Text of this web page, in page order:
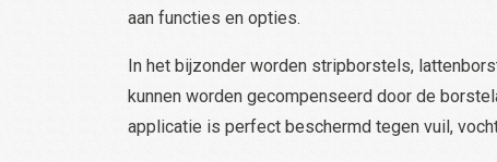
aan functies en opties.
In het bijzonder worden stripborstels,
kunnen worden gecompenseerd door de
applicatie is perfect beschermd tegen vuil,